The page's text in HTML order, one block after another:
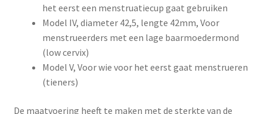
het eerst een menstruatiecup gaat gebruiken
Model IV, diameter 42,5, lengte 42mm, Voor
menstrueerders met een lage baarmoedermond
(low cervix)
Model V, Voor wie voor het eerst gaat menstrueren
(tieners)
De maatvoering heeft te maken met de sterkte van de